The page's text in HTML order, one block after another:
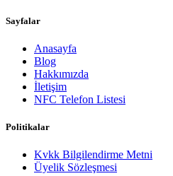
Sayfalar
Anasayfa
Blog
Hakkımızda
İletişim
NFC Telefon Listesi
Politikalar
Kvkk Bilgilendirme Metni
Üyelik Sözleşmesi